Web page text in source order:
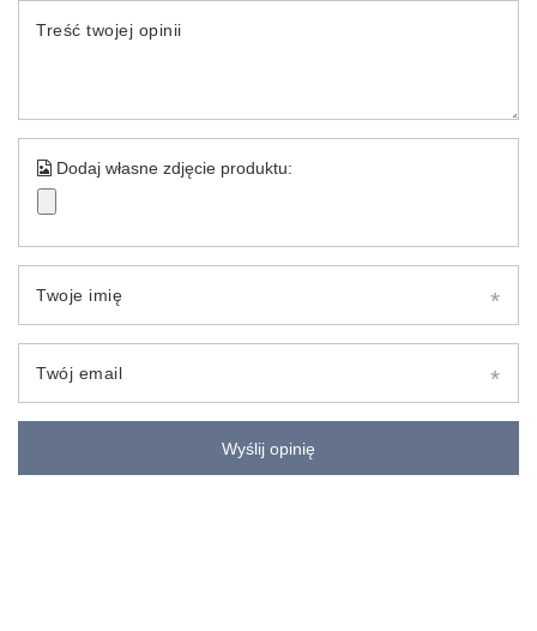
Treść twojej opinii
Dodaj własne zdjęcie produktu:
Twoje imię
Twój email
Wyślij opinię